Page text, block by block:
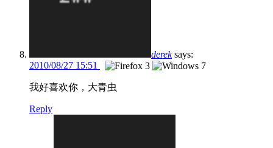
derek says:
2010/08/27 15:51
我好喜欢你，大青虫
Reply